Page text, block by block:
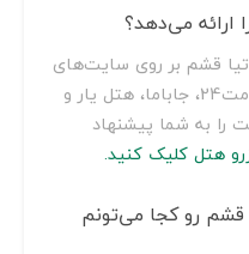
ارائه می‌دهد؟
قشم بر روی سایت‌های
مختلف از جمله اسنپ تریپ، اقامت24، جاباما، هتل یار و
را به شما پیشنهاد
هتل کلیک کنید.
رو کجا می‌تونم